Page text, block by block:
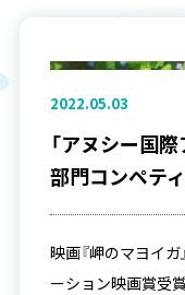
2022.05.03
「アヌシー国
部門コンペテ
映画『岬のマヨイ
ーション映画賞受賞